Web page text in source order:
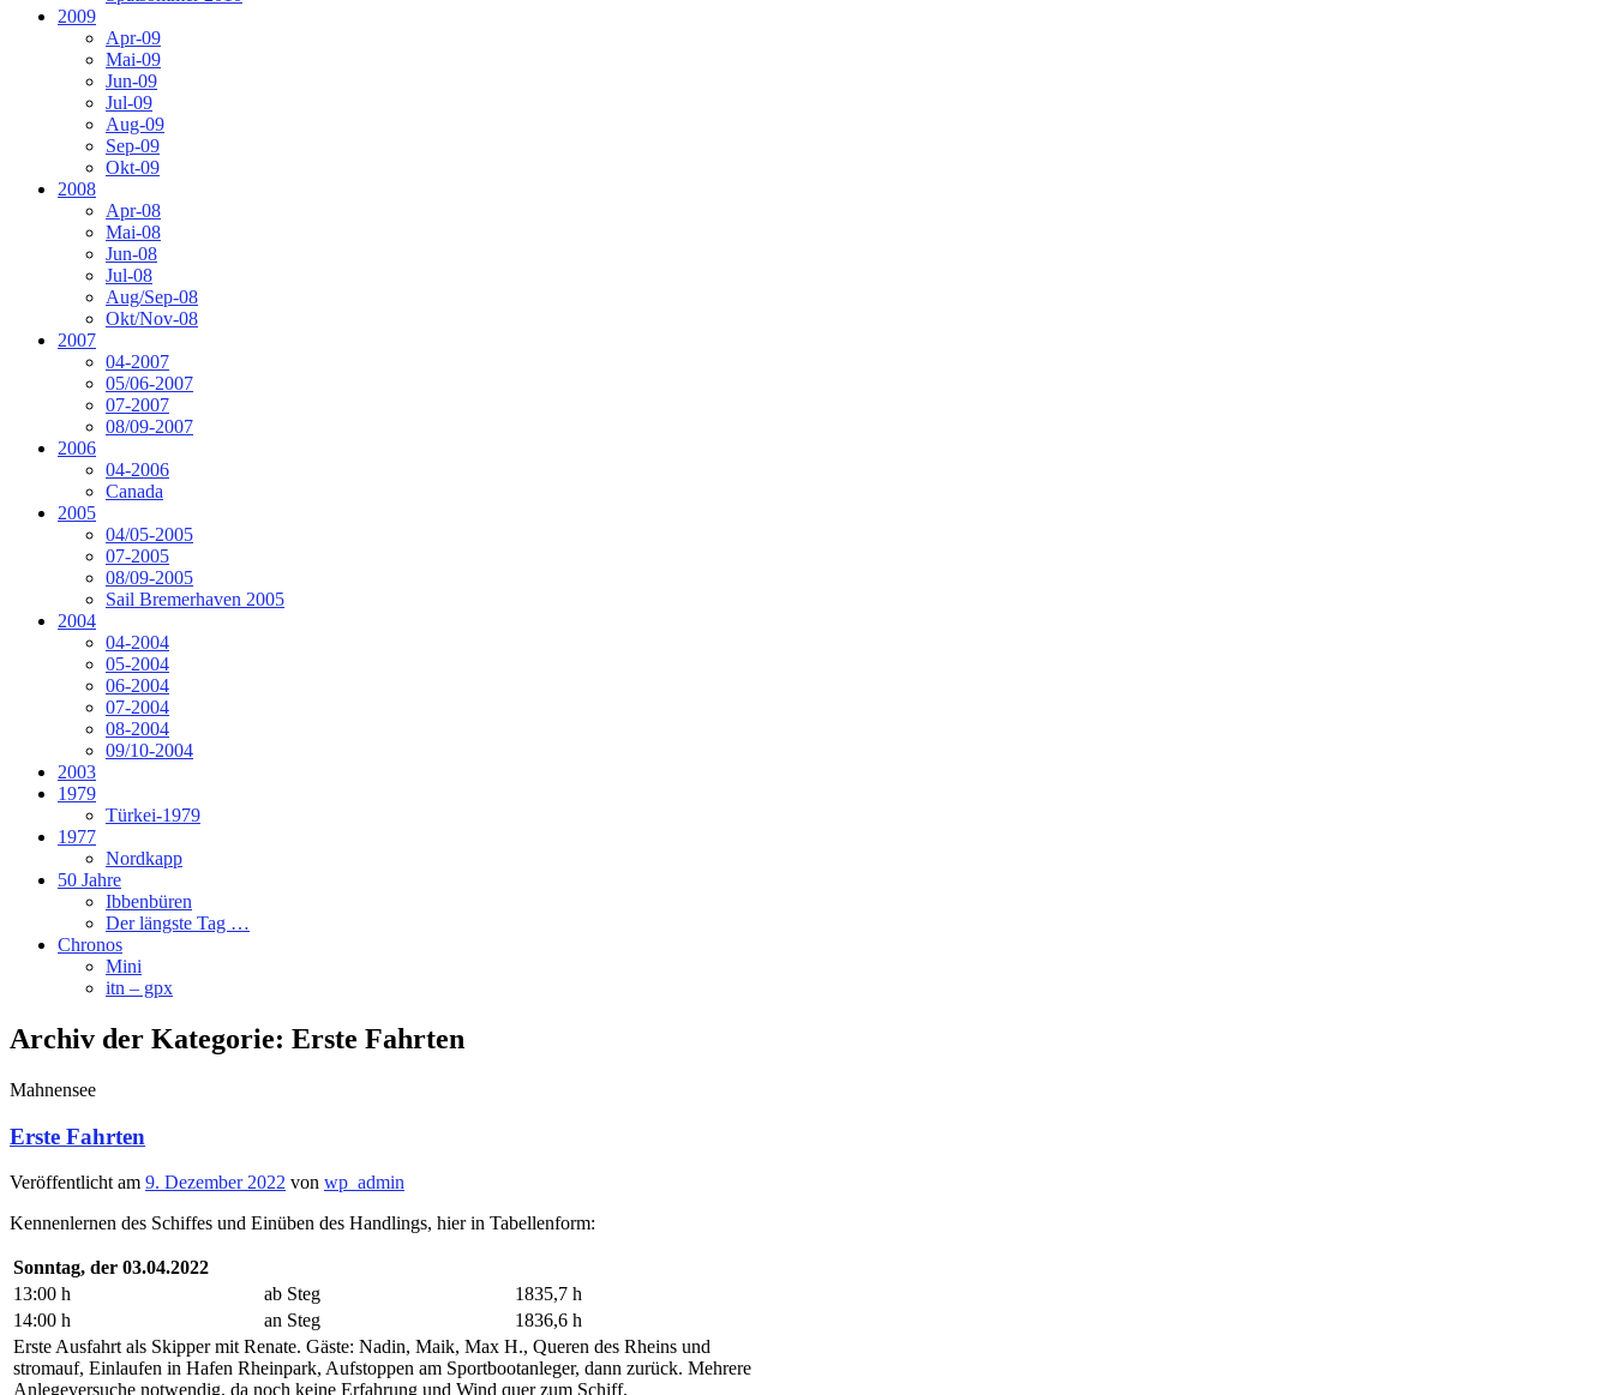
2009
Apr-09
Mai-09
Jun-09
Jul-09
Aug-09
Sep-09
Okt-09
2008
Apr-08
Mai-08
Jun-08
Jul-08
Aug/Sep-08
Okt/Nov-08
2007
04-2007
05/06-2007
07-2007
08/09-2007
2006
04-2006
Canada
2005
04/05-2005
07-2005
08/09-2005
Sail Bremerhaven 2005
2004
04-2004
05-2004
06-2004
07-2004
08-2004
09/10-2004
2003
1979
Türkei-1979
1977
Nordkapp
50 Jahre
Ibbenbüren
Der längste Tag …
Chronos
Mini
itn – gpx
Archiv der Kategorie: Erste Fahrten
Mahnensee
Erste Fahrten
Veröffentlicht am 9. Dezember 2022 von wp_admin
Kennenlernen des Schiffes und Einüben des Handlings, hier in Tabellenform:
Sonntag, der 03.04.2022
13:00 h
ab Steg
1835,7 h
14:00 h
an Steg
1836,6 h
Erste Ausfahrt als Skipper mit Renate. Gäste: Nadin, Maik, Max H., Queren des Rheins und
stromauf, Einlaufen in Hafen Rheinpark, Aufstoppen am Sportbootanleger, dann zurück. Mehrere
Anlegeversuche notwendig, da noch keine Erfahrung und Wind quer zum Schiff.